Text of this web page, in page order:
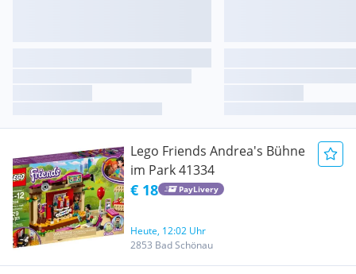
Lego Friends Andrea's Bühne
im Park 41334
€ 18 PayLivery
Heute, 12:02 Uhr
2853 Bad Schönau